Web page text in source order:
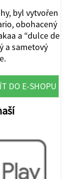
byl vytvořen
obohacený
a “dulce de
a sametový
DO E-SHOPU